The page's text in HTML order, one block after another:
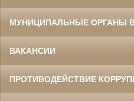
МУНИЦИПАЛЬНЫЕ ОРГАНЫ
ВАКАНСИИ
ПРОТИВОДЕЙСТВИЕ